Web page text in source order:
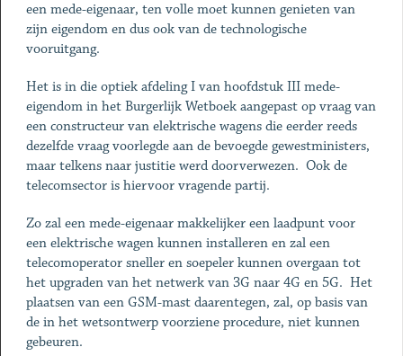
een mede-eigenaar, ten volle moet kunnen genieten van
zijn eigendom en dus ook van de technologische
vooruitgang.
Het is in die optiek afdeling I van hoofdstuk III mede-
eigendom in het Burgerlijk Wetboek aangepast op vraag van
een constructeur van elektrische wagens die eerder reeds
dezelfde vraag voorlegde aan de bevoegde gewestministers,
maar telkens naar justitie werd doorverwezen. Ook de
telecomsector is hiervoor vragende partij.
Zo zal een mede-eigenaar makkelijker een laadpunt voor
een elektrische wagen kunnen installeren en zal een
telecomoperator sneller en soepeler kunnen overgaan tot
het upgraden van het netwerk van 3G naar 4G en 5G. Het
plaatsen van een GSM-mast daarentegen, zal, op basis van
de in het wetsontwerp voorziene procedure, niet kunnen
gebeuren.